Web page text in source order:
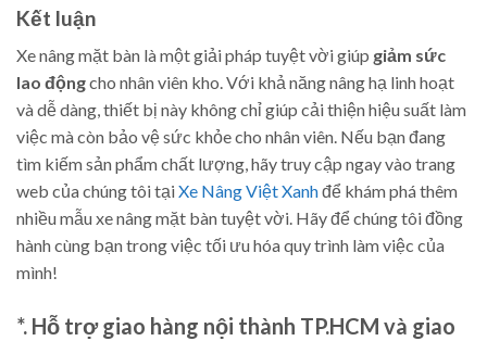
Kết luận
Xe nâng mặt bàn là một giải pháp tuyệt vời giúp giảm sức
lao độngcho nhân viên kho. Với khả năng nâng hạ linh hoạt
và dễ dàng, thiết bị này không chỉ giúp cải thiện hiệu suất làm
việc mà còn bảo vệ sức khỏe cho nhân viên. Nếu bạn đang
tìm kiếm sản phẩm chất lượng, hãy truy cập ngay vào trang
web của chúng tôi tạiXe Nâng Việt Xanhđể khám phá thêm
nhiều mẫu xe nâng mặt bàn tuyệt vời. Hãy để chúng tôi đồng
hành cùng bạn trong việc tối ưu hóa quy trình làm việc của
mình!
*. Hỗ trợ giao hàng nội thành TP.HCM và giao